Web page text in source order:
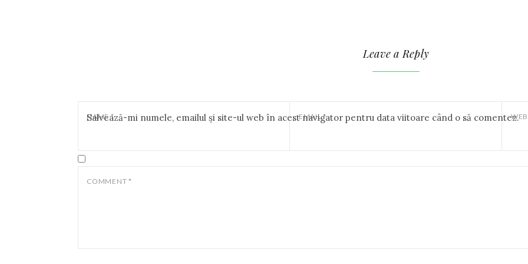
Leave a Reply
NAME* EMAIL*
Salvează-mi numele, emailul și site-ul web în acest navigator pentru data viitoare când o să comentez.
COMMENT *